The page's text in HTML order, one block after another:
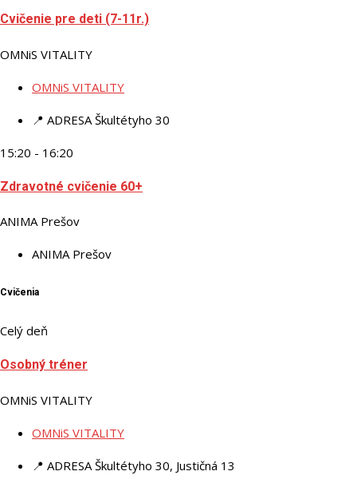
Cvičenie pre deti (7-11r.)
OMNiS VITALITY
OMNiS VITALITY
📍 ADRESA Škultétyho 30
15:20 - 16:20
Zdravotné cvičenie 60+
ANIMA Prešov
ANIMA Prešov
Cvičenia
Celý deň
Osobný tréner
OMNiS VITALITY
OMNiS VITALITY
📍 ADRESA Škultétyho 30, Justičná 13